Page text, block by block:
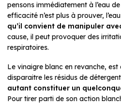
pensons immédiatement à l’eau
efficacité n’est plus à prouver,
qu’il convient de manipuler
cause, il peut provoquer des
respiratoires.
Le vinaigre blanc en revanche,
disparaitre les résidus de
autant constituer un
Pour tirer parti de son action